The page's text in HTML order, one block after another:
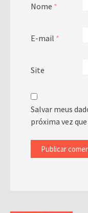
Nome *
E-mail *
Site
Salvar meus
próxima vez